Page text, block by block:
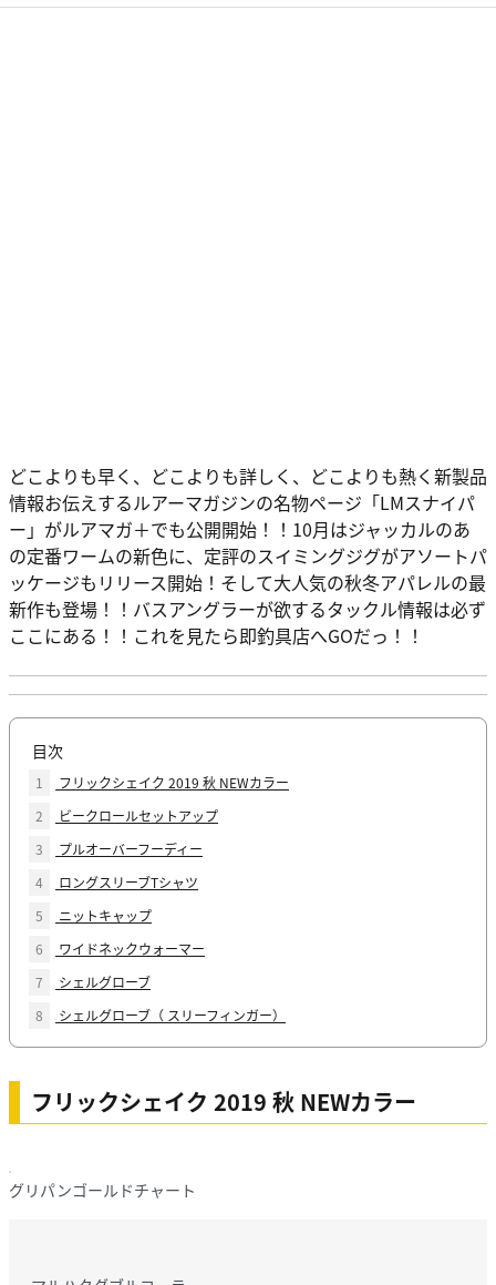
どこよりも早く、どこよりも詳しく、どこよりも熱く新製品
情報お伝えするルアーマガジンの名物ページ「LMスナイパ
ー」がルアマガ＋でも公開開始！！10月はジャッカルのあ
の定番ワームの新色に、定評のスイミングジグがアソートパ
ッケージもリリース開始！そして大人気の秋冬アパレルの最
新作も登場！！バスアングラーが欲するタックル情報は必ず
ここにある！！これを見たら即釣具店へGOだっ！！
目次
1
フリックシェイク 2019 秋 NEWカラー
2
ビークロールセットアップ
3
プルオーバーフーディー
4
ロングスリーブTシャツ
5
ニットキャップ
6
ワイドネックウォーマー
7
シェルグローブ
8
シェルグローブ（ スリーフィンガー）
フリックシェイク 2019 秋 NEWカラー
グリパンゴールドチャート